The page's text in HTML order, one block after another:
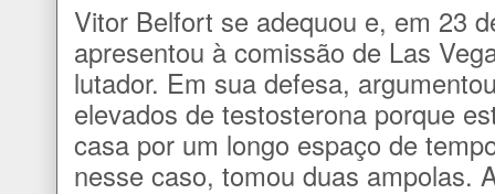
Vitor Belfort se adequou e, em 23
apresentou à comissão de Las
lutador. Em sua defesa,
elevados de testosterona porque
casa por um longo espaço de
nesse caso, tomou duas ampolas.